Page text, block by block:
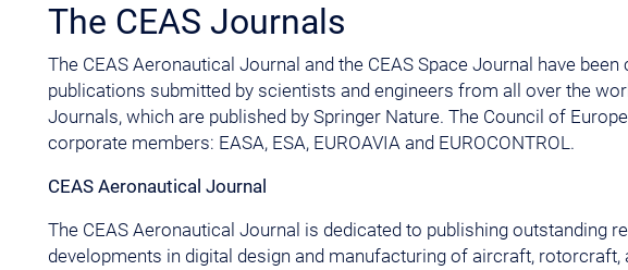
The CEAS Journals
The CEAS Aeronautical Journal and the CEAS Space Journal have
publications submitted by scientists and engineers from all over the
Journals, which are published by Springer Nature. The Council of
corporate members: EASA, ESA, EUROAVIA and EUROCONTROL.
CEAS Aeronautical Journal
The CEAS Aeronautical Journal is dedicated to publishing outstanding
developments in digital design and manufacturing of aircraft,